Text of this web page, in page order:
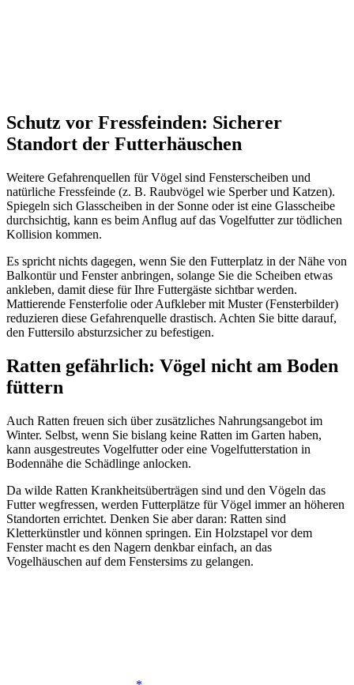
Schutz vor Fressfeinden: Sicherer
Standort der Futterhäuschen
Weitere Gefahrenquellen für Vögel sind Fensterscheiben und
natürliche Fressfeinde (z. B. Raubvögel wie Sperber und Katzen).
Spiegeln sich Glasscheiben in der Sonne oder ist eine Glasscheibe
durchsichtig, kann es beim Anflug auf das Vogelfutter zur tödlichen
Kollision kommen.
Es spricht nichts dagegen, wenn Sie den Futterplatz in der Nähe von
Balkontür und Fenster anbringen, solange Sie die Scheiben etwas
ankleben, damit diese für Ihre Futtergäste sichtbar werden.
Mattierende Fensterfolie oder Aufkleber mit Muster (Fensterbilder)
reduzieren diese Gefahrenquelle drastisch. Achten Sie bitte darauf,
den Futtersilo absturzsicher zu befestigen.
Ratten gefährlich: Vögel nicht am Boden
füttern
Auch Ratten freuen sich über zusätzliches Nahrungsangebot im
Winter. Selbst, wenn Sie bislang keine Ratten im Garten haben,
kann ausgestreutes Vogelfutter oder eine Vogelfutterstation in
Bodennähe die Schädlinge anlocken.
Da wilde Ratten Krankheitsüberträgen sind und den Vögeln das
Futter wegfressen, werden Futterplätze für Vögel immer an höheren
Standorten errichtet. Denken Sie aber daran: Ratten sind
Kletterkünstler und können springen. Ein Holzstapel vor dem
Fenster macht es den Nagern denkbar einfach, an das
Vogelhäuschen auf dem Fenstersims zu gelangen.